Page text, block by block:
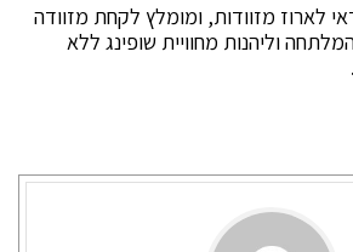
לארוז מזוודות, ומומלץ לקחת מזוודה
וליהנות מחוויית שופינג ללא